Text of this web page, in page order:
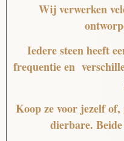
Wij verwerken
Iedere steen heeft
frequentie en
Koop ze voor jezelf of,
dierbare.